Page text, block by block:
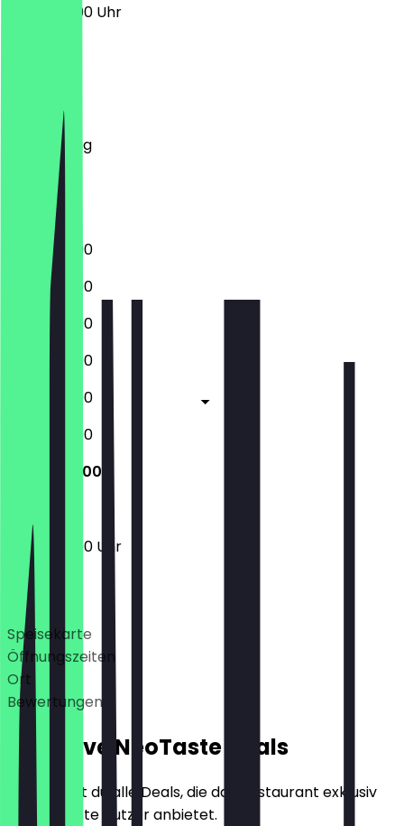
12:00 - 22:00 Uhr
Mittwoch
Donnerstag
Samstag
Sonntag
12:00 - 22:00
12:00 - 22:00
12:00 - 22:00
12:00 - 22:00
12:00 - 23:00
12:00 - 23:00
12:00 - 22:00
12:00 - 22:00 Uhr
Deals
Speisekarte
Öffnungszeiten
Ort
Bewertungen
Exklusive NeoTaste Deals
Hier findest du alle Deals, die das Restaurant exklusiv
für NeoTaste Nutzer anbietet.